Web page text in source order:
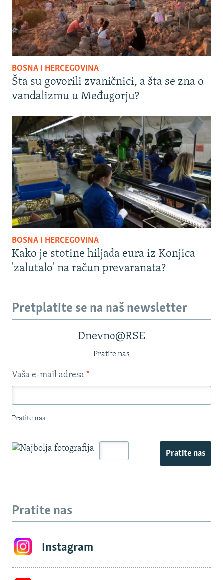
BOSNA I HERCEGOVINA
Šta su govorili zvaničnici, a šta se zna o
vandalizmu u Međugorju?
BOSNA I HERCEGOVINA
Kako je stotine hiljada eura iz Konjica
'zalutalo' na račun prevaranata?
Pretplatite se na naš newsletter
Dnevno@RSE
Pratite nas
Vaša e-mail adresa *
Pratite nas
Pratite nas
Pratite nas
Instagram